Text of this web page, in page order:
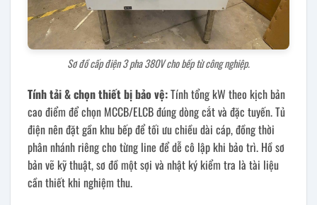
Sơ đồ cấp điện 3 pha 380V cho bếp từ công nghiệp.
Tính tải & chọn thiết bị bảo vệ:Tính tổng kW theo kịch bản
cao điểm để chọn MCCB/ELCB đúng dòng cắt và đặc tuyến. Tủ
điện nên đặt gần khu bếp để tối ưu chiều dài cáp, đồng thời
phân nhánh riêng cho từng line để dễ cô lập khi bảo trì. Hồ sơ
bản vẽ kỹ thuật, sơ đồ một sợi và nhật ký kiểm tra là tài liệu
cần thiết khi nghiệm thu.